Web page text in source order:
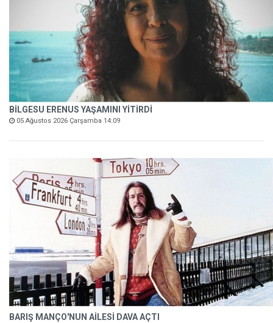
BİLGESU ERENUS YAŞAMINI YİTİRDİ
05 Ağustos 2026 Çarşamba 14:09
BARIŞ MANÇO'NUN AİLESİ DAVA AÇTI